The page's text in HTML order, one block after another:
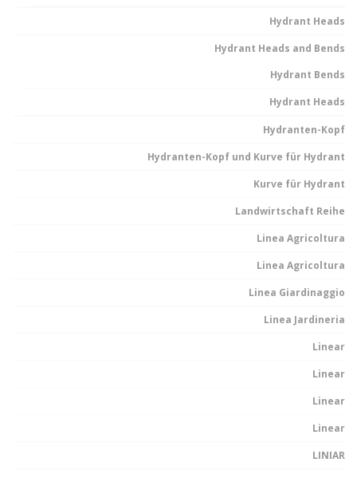
Hydrant Heads
Hydrant Heads and Bends
Hydrant Bends
Hydrant Heads
Hydranten-Kopf
Hydranten-Kopf und Kurve für Hydrant
Kurve für Hydrant
Landwirtschaft Reihe
Linea Agricoltura
Linea Agricoltura
Linea Giardinaggio
Linea Jardineria
Linear
Linear
Linear
Linear
LINIAR